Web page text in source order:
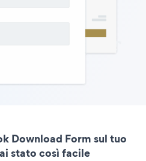
Download Form sul tuo
stato così facile